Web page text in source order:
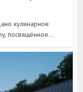
кулинарное
посвящённое...